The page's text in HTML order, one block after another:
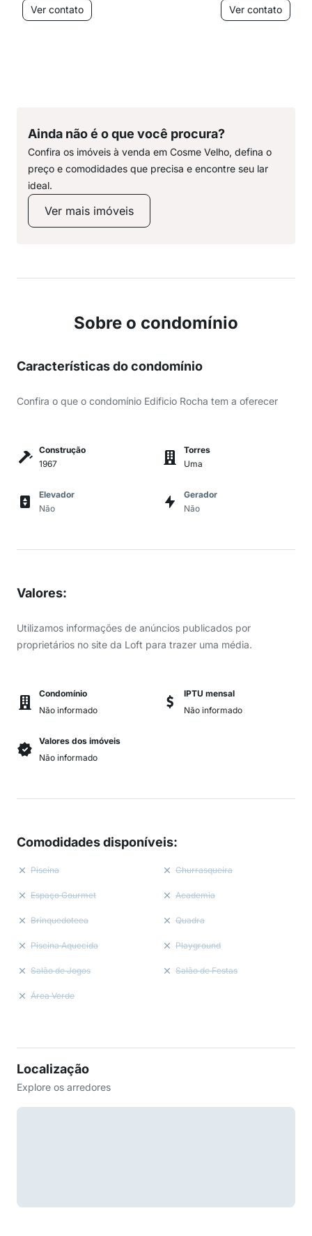
Ver contato
Ver contato
Ainda não é o que você procura?
Confira os imóveis à venda em Cosme Velho, defina o
preço e comodidades que precisa e encontre seu lar
ideal.
Ver mais imóveis
Sobre o condomínio
Características do condomínio
Confira o que o condomínio Edificio Rocha tem a oferecer
Construção
1967
Torres
Uma
Elevador
Não
Gerador
Não
Valores:
Utilizamos informações de anúncios publicados por
proprietários no site da Loft para trazer uma média.
Condomínio
Não informado
IPTU mensal
Não informado
Valores dos imóveis
Não informado
Comodidades disponíveis:
Piscina Churrasqueira
Espaço Gourmet Academia
Brinquedoteca Quadra
Piscina Aquecida Playground
Salão de Jogos Salão de Festas
Área Verde
Localização
Explore os arredores